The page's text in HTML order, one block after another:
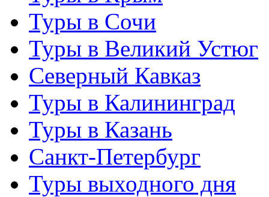
Туры в Сочи
Туры в Великий Устюг
Северный Кавказ
Туры в Калининград
Туры в Казань
Санкт-Петербург
Туры выходного дня